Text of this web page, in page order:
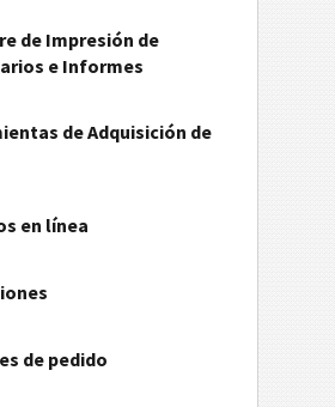
de Impresión de
e Informes
de Adquisición de
en línea
de pedido